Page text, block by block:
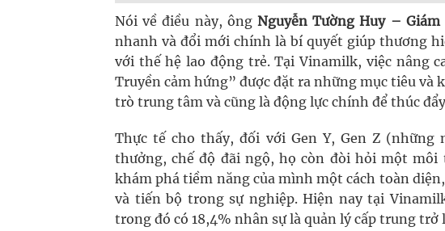
Nói về điều này, ôngNguyễn Tường Huy –
nhanh và đổi mới chính là bí quyết giúp thương
với thế hệ lao động trẻ. Tại Vinamilk, việc nâng
Truyền cảm hứng” được đặt ra những mục tiêu và
trò trung tâm và cũng là động lực chính để thúc
Thực tế cho thấy, đối với Gen Y, Gen Z
thưởng, chế độ đãi ngộ, họ còn đòi hỏi một
khám phá tiềm năng của mình một cách toàn
và tiến bộ trong sự nghiệp. Hiện nay tại
trong đó có 18,4% nhân sự là quản lý cấp trung